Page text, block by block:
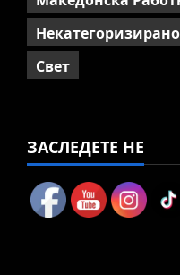
Некатегоризирано
Свет
ЗАСЛЕДЕТЕ НЕ